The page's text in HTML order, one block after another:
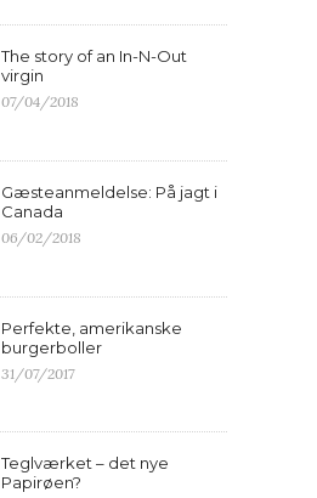
The story of an In-N-Out
virgin
07/04/2018
Gæsteanmeldelse: På jagt i
Canada
06/02/2018
Perfekte, amerikanske
burgerboller
31/07/2017
Teglværket – det nye
Papirøen?